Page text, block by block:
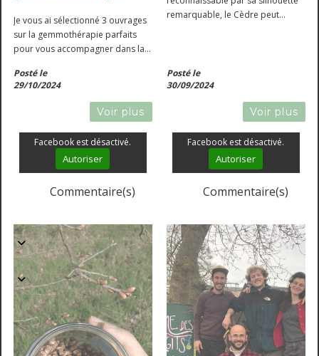
Je vous ai sélectionné 3 ouvrages
sur la gemmothérapie parfaits
pour vous accompagner dans la
des bourgeons.
Posté le
29/10/2024
Voir plus
Facebook est désactivé.
Autoriser
Commentaire(s)
remarquable, le Cèdre peut
quelques stations des monts du
Liban (la...
Posté le
30/09/2024
Voir plus
Facebook est désactivé.
Autoriser
Commentaire(s)